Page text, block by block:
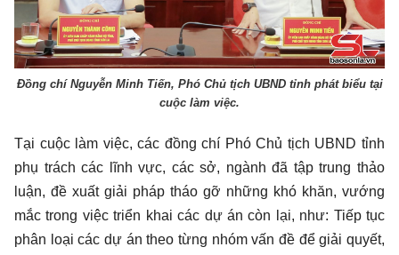
Đồng chí Nguyễn Minh Tiến, Phó Chủ tịch UBND tỉnh phát biểu tại
cuộc làm việc.
Tại cuộc làm việc, các đồng chí Phó Chủ tịch UBND tỉnh
phụ trách các lĩnh vực, các sở, ngành đã tập trung thảo
luận, đề xuất giải pháp tháo gỡ những khó khăn, vướng
mắc trong việc triển khai các dự án còn lại, như: Tiếp tục
phân loại các dự án theo từng nhóm vấn đề để giải quyết,